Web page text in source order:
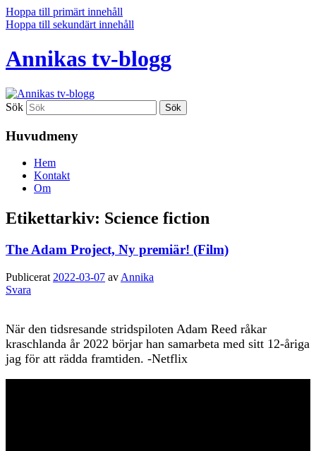
Hoppa till primärt innehåll
Hoppa till sekundärt innehåll
Annikas tv-blogg
Sök
Huvudmeny
Hem
Kontakt
Om
Etikettarkiv: Science fiction
The Adam Project, Ny premiär! (Film)
Publicerat 2022-03-07 av Annika
Svara
När den tidsresande stridspiloten Adam Reed råkar
kraschlanda år 2022 börjar han samarbeta med sitt 12-åriga
jag för att rädda framtiden. -Netflix